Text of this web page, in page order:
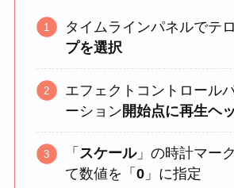
タイムラインパネルでテ
プを選択
エフェクトコントロール
ーション 開始点に再生ヘ
「 スケール」の時計マー
て数値を「 0」に指定